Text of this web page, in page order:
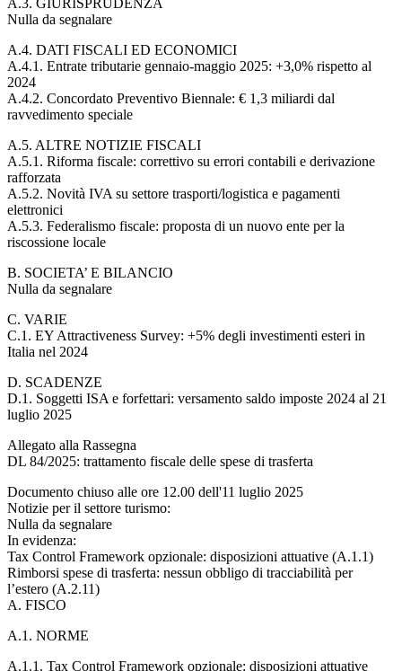
Nulla da segnalare
A.4. DATI FISCALI ED ECONOMICI
A.4.1. Entrate tributarie gennaio-maggio 2025: +3,0% rispetto al
2024
A.4.2. Concordato Preventivo Biennale: € 1,3 miliardi dal
ravvedimento speciale
A.5. ALTRE NOTIZIE FISCALI
A.5.1. Riforma fiscale: correttivo su errori contabili e derivazione
rafforzata
A.5.2. Novità IVA su settore trasporti/logistica e pagamenti
elettronici
A.5.3. Federalismo fiscale: proposta di un nuovo ente per la
riscossione locale
B. SOCIETA’ E BILANCIO
Nulla da segnalare
C. VARIE
C.1. EY Attractiveness Survey: +5% degli investimenti esteri in
Italia nel 2024
D. SCADENZE
D.1. Soggetti ISA e forfettari: versamento saldo imposte 2024 al 21
luglio 2025
Allegato alla Rassegna
DL 84/2025: trattamento fiscale delle spese di trasferta
Documento chiuso alle ore 12.00 dell'11 luglio 2025
Notizie per il settore turismo:
Nulla da segnalare
In evidenza:
Tax Control Framework opzionale: disposizioni attuative (A.1.1)
Rimborsi spese di trasferta: nessun obbligo di tracciabilità per
l’estero (A.2.11)
A. FISCO
A.1. NORME
A.1.1. Tax Control Framework opzionale: disposizioni attuative